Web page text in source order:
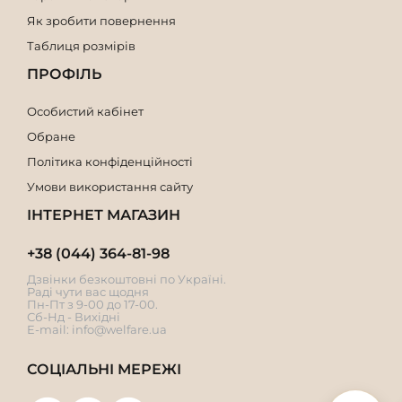
Як зробити повернення
Таблиця розмірів
ПРОФІЛЬ
Особистий кабінет
Обране
Політика конфіденційності
Умови використання сайту
ІНТЕРНЕТ МАГАЗИН
+38 (044) 364-81-98
Дзвінки безкоштовні по Україні.
Раді чути вас щодня
Пн-Пт з 9-00 до 17-00.
Сб-Нд - Вихідні
E-mail: info@welfare.ua
СОЦІАЛЬНІ МЕРЕЖІ